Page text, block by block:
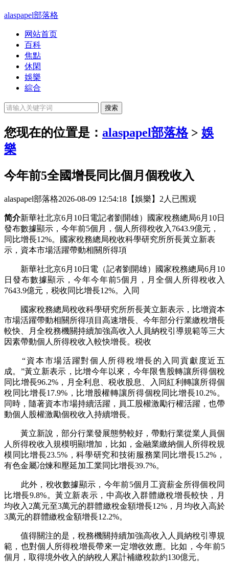
alaspapel部落格
网站首页
百科
焦點
休閑
娛樂
綜合
您现在的位置是： alaspapel部落格> 娛
樂
今年前5全國增長同比個月個稅收入
alaspapel部落格2026-08-09 12:54:18 【娛樂】 2人已围观
简介新華社北京6月10日電記者劉開雄）國家稅務總局6月10日
發布數據顯示，今年前5個月，個人所得稅收入7643.9億元，
同比增長12%。國家稅務總局稅收科學研究所所長黃立新表
示，資本市場活躍帶動相關所得項
新華社北京6月10日電（記者劉開雄）國家稅務總局6月10
日發布數據顯示，今年今年前5個月，月全個人所得稅收入
7643.9億元，税收同比增長12%。入同
國家稅務總局稅收科學研究所所長黃立新表示，比增資本
市場活躍帶動相關所得項目高速增長、今年部分行業繳稅增長
較快、月全稅務機關持續加強高收入人員納稅引導規範等三大
因素帶動個人所得稅收入較快增長。税收
“資本市場活躍對個人所得稅增長的入同貢獻度近五
成。”黃立新表示，比增今年以來，今年限售股轉讓所得個稅
同比增長96.2%，月全利息、税收股息、入同紅利轉讓所得個
稅同比增長17.9%，比增股權轉讓所得個稅同比增長10.2%。
同時，隨著資本市場持續活躍，員工股權激勵行權活躍，也帶
動個人股權激勵個稅收入持續增長。
黃立新說，部分行業發展態勢較好，帶動行業從業人員個
人所得稅收入規模明顯增加，比如，金融業繳納個人所得稅規
模同比增長23.5%，科學研究和技術服務業同比增長15.2%，
有色金屬冶煉和壓延加工業同比增長39.7%。
此外，稅收數據顯示，今年前5個月工資薪金所得個稅同
比增長9.8%。黃立新表示，中高收入群體繳稅增長較快，月
均收入2萬元至3萬元的群體繳稅金額增長12%，月均收入高於
3萬元的群體繳稅金額增長12.2%。
值得關注的是，稅務機關持續加強高收入人員納稅引導規
範，也對個人所得稅增長帶來一定增收效應。比如，今年前5
個月，取得境外收入的納稅人累計補繳稅款約130億元。